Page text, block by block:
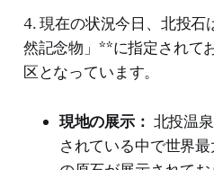
4. 現在の状況今日、北投
然記念物」**に指定されて
区となっています。
現地の展示： 北投温
されている中で世界